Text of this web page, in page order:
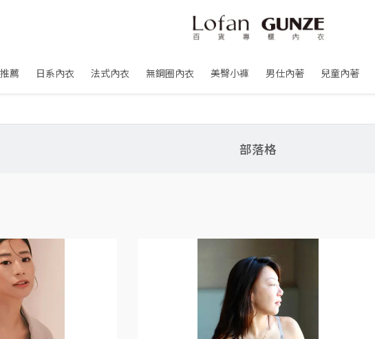
薦 日系內衣 法式內衣 無鋼圈內衣 美臀小褲 男仕內著 兒童內著
部落格